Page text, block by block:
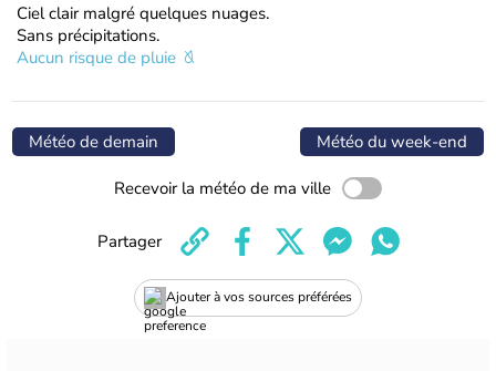
Ciel clair malgré quelques nuages.
Sans précipitations.
Aucun risque de pluie
Météo de demain Météo du week-end
Recevoir la météo de ma ville
Ajouter à vos sources préférées
Partager